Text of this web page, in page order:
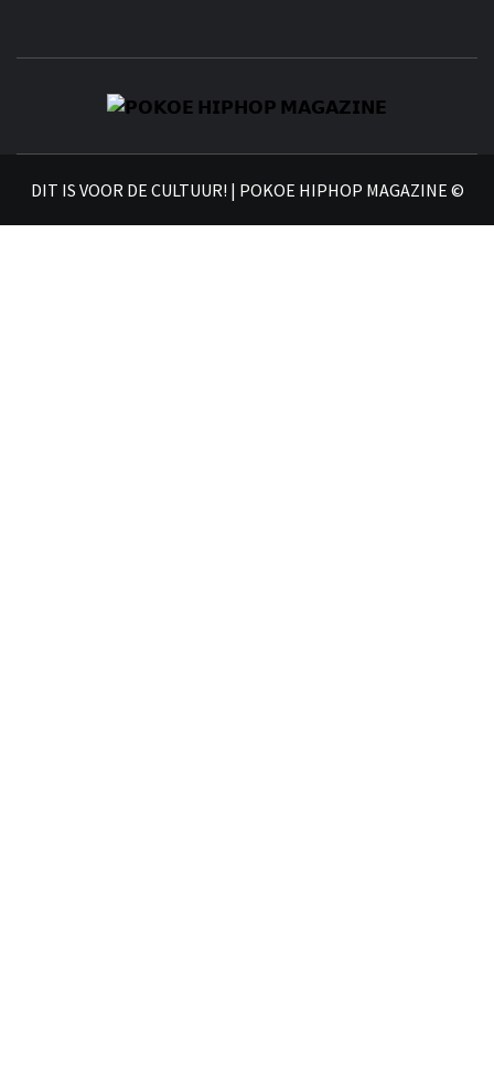
DIT IS VOOR DE CULTUUR! | POKOE HIPHOP MAGAZINE ©